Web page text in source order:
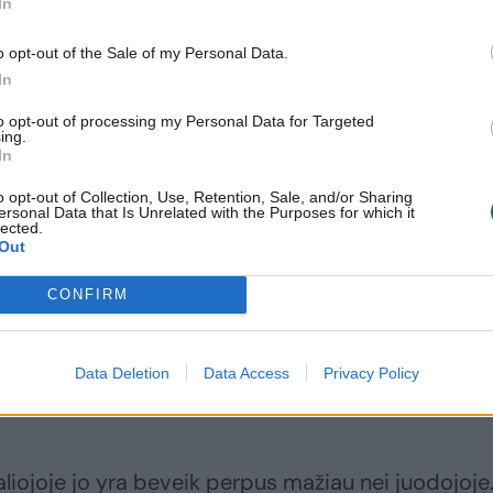
opt-out of the Sale of my Personal Data.
opt-out of processing my Personal Data for Targeted
opt-out of Collection, Use, Retention, Sale, and/or Sharing
Data that Is Unrelated with the Purposes for which it
CONFIRM
Data Deletion Data Access Privacy Policy
reguliariai, šis poveikis silpnėja, nes
kofeinui.
(FDA) pataria neviršyti 400 ml kofeino
vandens.
jo yra beveik perpus mažiau nei juodojoje.